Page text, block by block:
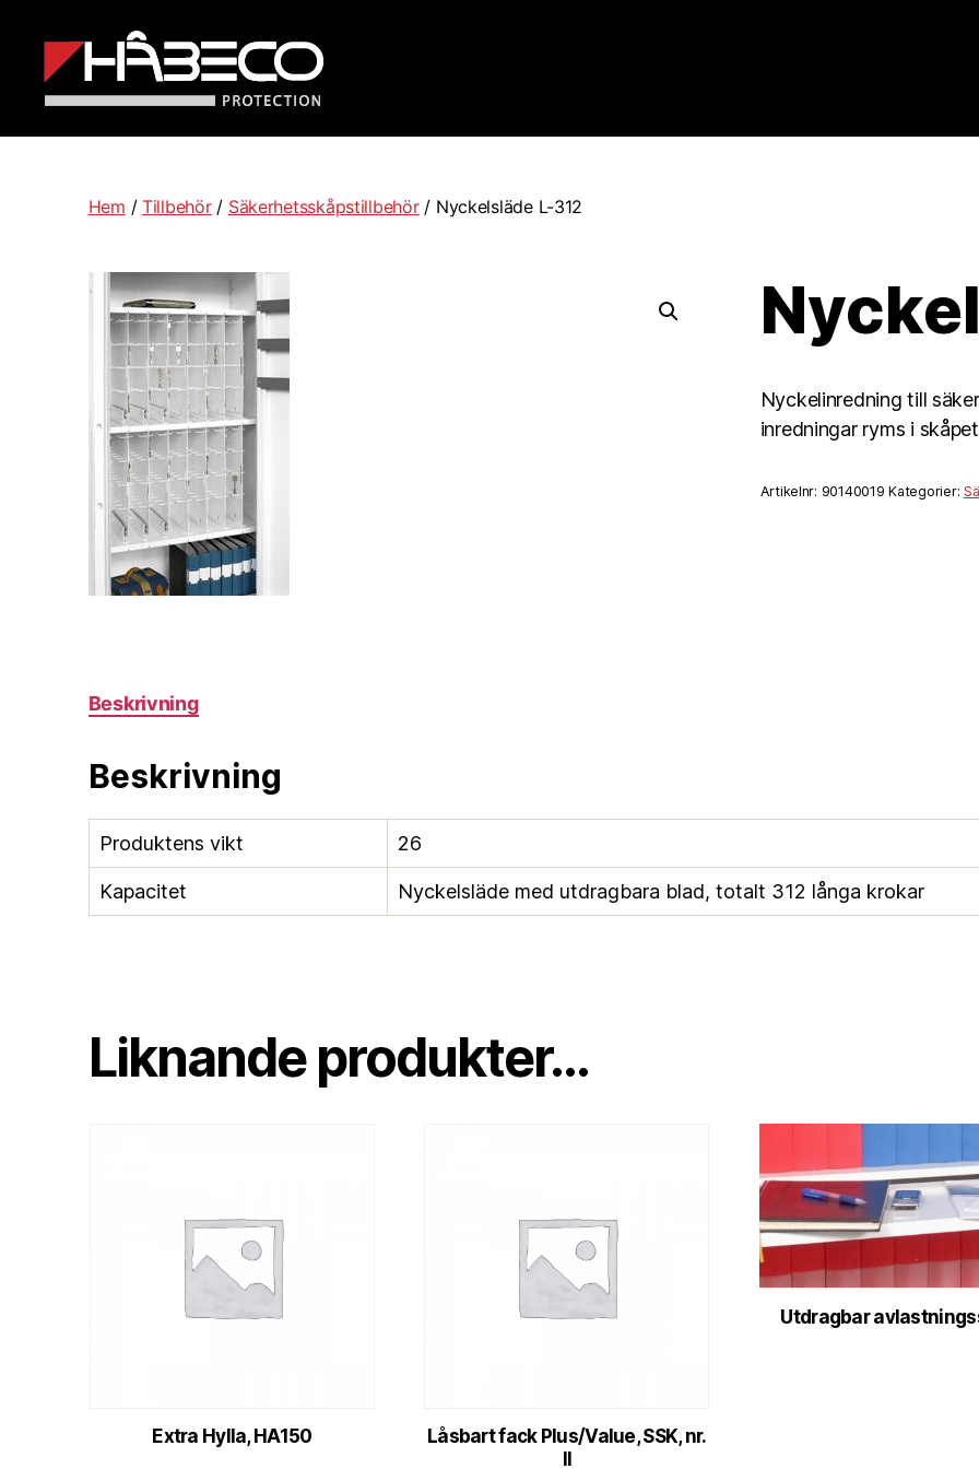
Sverige
Hem /Tillbehör/ Säkerhetsskåpstillbehör/ Nyckelsläde L-312
Nyckelinredning till
inredningar ryms i
Artikelnr: 90140019 Kategorier:
Beskrivning
Beskrivning
Produktens vikt 26
Kapacitet Nyckelsläde med utdragbara blad, totalt 312 långa krokar
Liknande produkter...
Extra Hylla, HA150
Låsbart fack Plus/Value, SSK, nr.
II
Utdragbar